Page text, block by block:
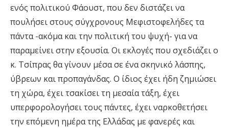
ενός πολιτικού Φάουστ, που δεν διστάζει να
πουλήσει στους σύγχρονους Μεφιστοφελήδες τα
πάντα -ακόμα και την πολιτική του ψυχή- για να
παραμείνει στην εξουσία. Οι εκλογές που σχεδιάζει ο
κ. Τσίπρας θα γίνουν μέσα σε ένα σκηνικό λάσπης,
ύβρεων και προπαγάνδας. Ο ίδιος έχει ήδη ζημιώσει
τη χώρα, έχει τσακίσει τη μεσαία τάξη, έχει
υπερφορολογήσει τους πάντες, έχει ναρκοθετήσει
την επόμενη ημέρα της Ελλάδας με φανερές και